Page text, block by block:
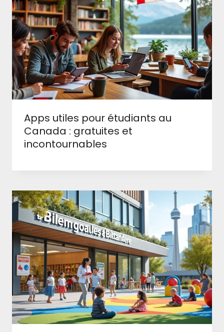
Apps utiles pour étudiants au
Canada : gratuites et
incontournables